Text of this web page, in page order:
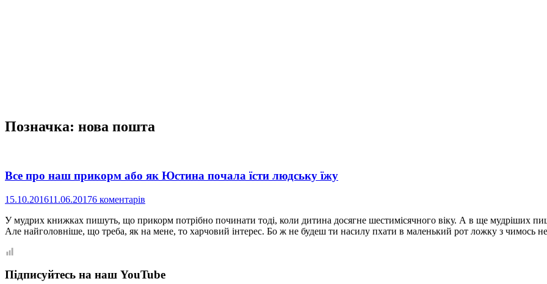
Позначка: нова пошта
Все про наш прикорм або як Юстина почала їсти людську їжу
15.10.201611.06.20176 коментарів
У мудрих книжках пишуть, що прикорм потрібно починати тоді, коли дитина досягне шестимісячного віку. А в ще мудріших
Але найголовніше, що треба, як на мене, то харчовий інтерес. Бо ж не будеш ти насилу пхати в маленький рот ложку з чимось
Підписуйтесь на наш YouTube